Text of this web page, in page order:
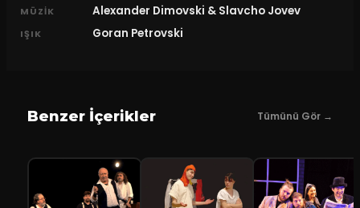
MÜZIK Alexander Dimovski & Slavcho Jovev
IŞIK Goran Petrovski
Benzer İçerikler Tümünü Gör →